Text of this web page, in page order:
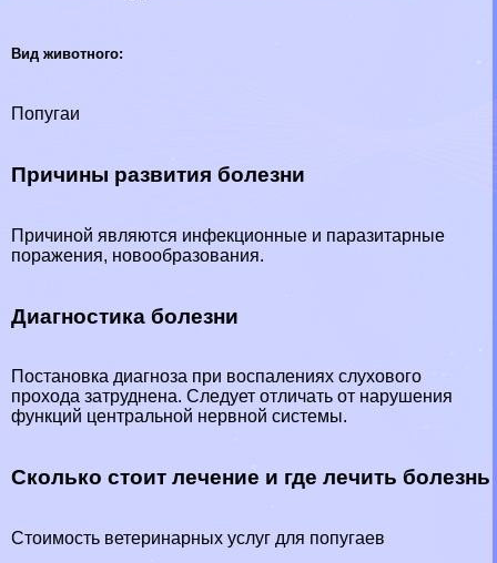
Вид животного:
Попугаи
Причины развития болезни
Причиной являются инфекционные и паразитарные
поражения, новообразования.
Диагностика болезни
Постановка диагноза при воспалениях слухового
прохода затруднена. Следует отличать от нарушения
функций центральной нервной системы.
Сколько стоит лечение и где лечить болезнь
Стоимость ветеринарных услуг для попугаев